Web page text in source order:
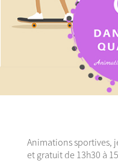
Animations sportives,
et gratuit de 13h30 à